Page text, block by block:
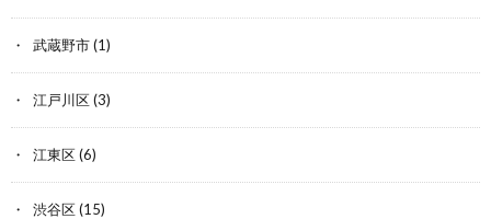
武蔵野市(1)
江戸川区(3)
江東区(6)
渋谷区(15)